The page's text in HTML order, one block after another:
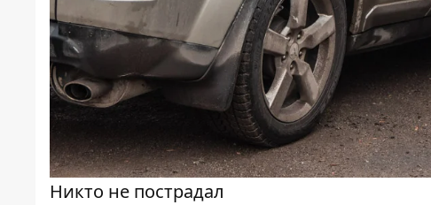
Никто не пострадал